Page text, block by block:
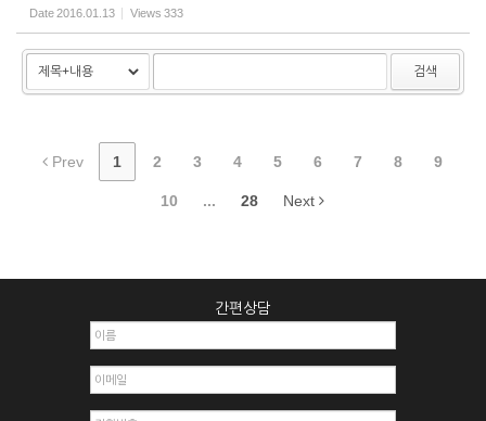
Date2016.01.13 Views 333
검색
Prev 1 2 3 4 5 6 7 8 9
10 ... 28 Next
간편상담